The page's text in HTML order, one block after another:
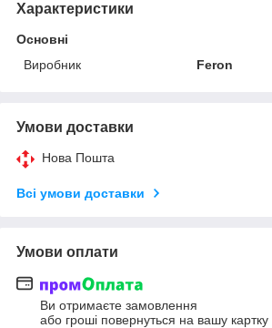
Характеристики
Основні
Виробник
Feron
Умови доставки
Нова Пошта
Всі умови доставки
Умови оплати
Ви отримаєте замовлення
або гроші повернуться на вашу картку